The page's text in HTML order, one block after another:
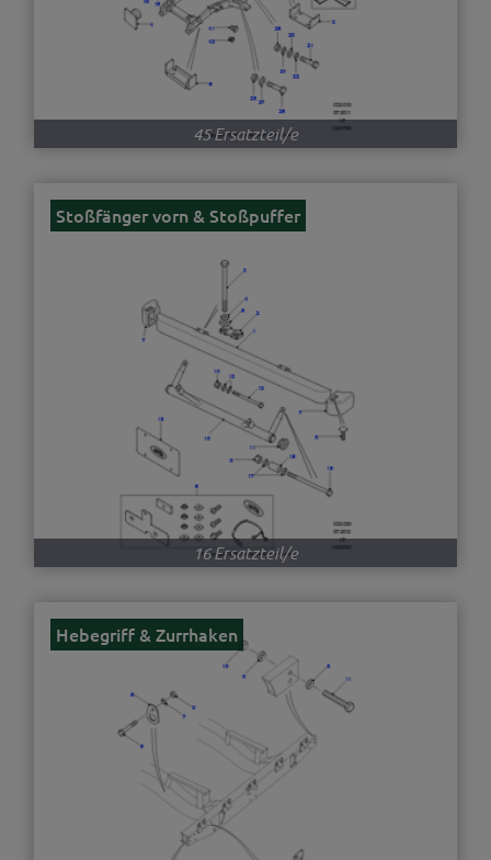
45 Ersatzteil/e
Stoßfänger vorn & Stoßpuffer
16 Ersatzteil/e
Hebegriff & Zurrhaken